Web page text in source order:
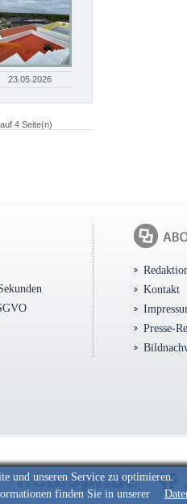
und unseren Service zu optimieren.
finden Sie in unserer
23.05.2026
4 Seite(n)
Kontakt
Presse-